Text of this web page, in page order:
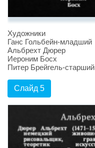
Художники
Ганс Гольбейн-младший
Альбрехт Дюрер
Иероним Босх
Питер Брейгель-старший
Слайд 5